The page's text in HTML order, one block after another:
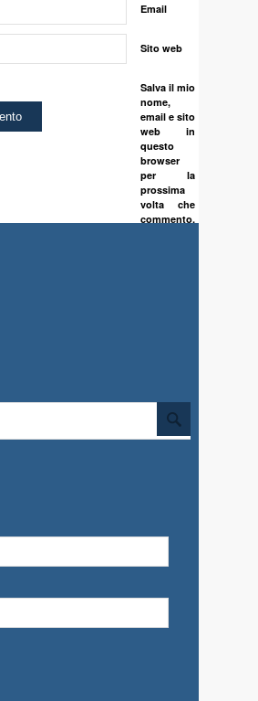
Email
Sito web
Salva il mio
nome,
email e sito
web in
questo
browser
per la
prossima
volta che
commento.